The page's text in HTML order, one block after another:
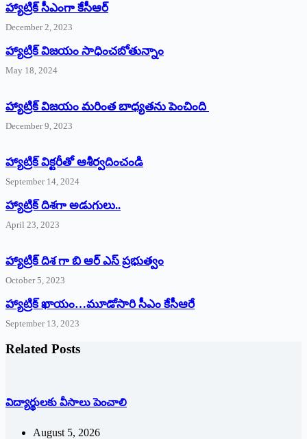
హ్యాట్రిక్‌ ‌సీఎంగా కేసీఆర్‌
December 2, 2023
హ్యాట్రిక్‌ విజయం సాధించబోతున్నాం
May 18, 2024
హ్యాట్రిక్ విజయం మరింత బాధ్యతను పెంచింది
December 9, 2023
హ్యాట్రిక్‌ ‌విక్టరీతో ఆశీర్వదించండి
September 14, 2024
‌హ్యాట్రిక్‌ ‌దిశగా అడుగులు..
April 23, 2023
హ్యాట్రిక్ దిశ గా బి ఆర్ ఎస్ ప్రభుత్వం
October 5, 2023
హ్యాట్రిక్‌ ‌ఖాయం…మూడోసారి సీఎం కేసీఆరే
September 13, 2023
Related Posts
విద్యార్థులకు వీసాలు పెంచాలి
August 5, 2026